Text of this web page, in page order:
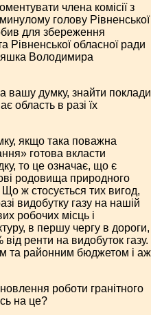
члена комісії з
голову Рівненської
для збереження
Рівненської обласної ради
Володимира
вашу думку, знайти поклади
область в разі їх
якщо така поважна
готова вкласти
то це означає, що є
родовища природного
ж стосується тих вигод,
видобутку газу на нашій
робочих місць і
в першу чергу в дороги,
ренти на видобуток газу.
та районним бюджетом і аж
роботи гранітного
на це?